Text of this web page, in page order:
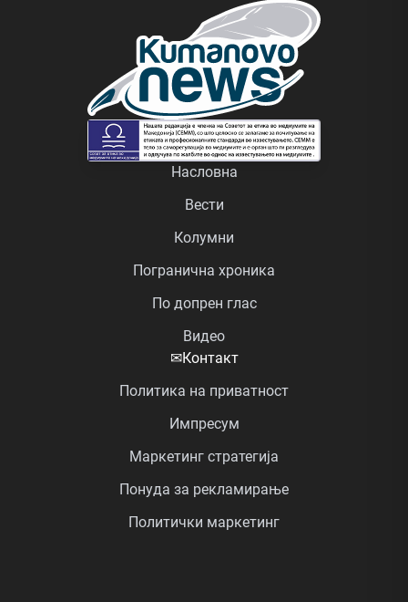
Насловна
Вести
Колумни
Погранична хроника
По допрен глас
Видео
✉Контакт
Политика на приватност
Импресум
Маркетинг стратегија
Понуда за рекламирање
Политички маркетинг